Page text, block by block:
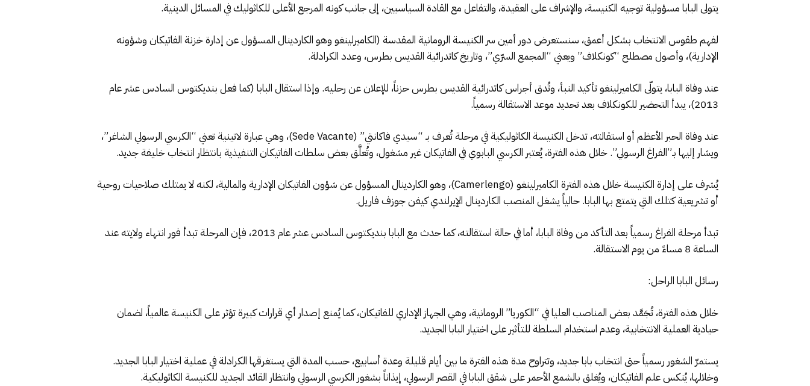
يتولى البابا مسؤولية توجيه الكنيسة، والإشراف على العقيدة، والتفاعل مع القادة السياسيين، إلى جانب كونه المرجع الأعلى للكاثوليك في المسائل الدينية.
لفهم طقوس الانتخاب بشكل أعمق، سنستعرض دور أمين سر الكنيسة الرومانية المقدسة (الكاميرلينغو وهو الكاردينال المسؤول عن إدارة خزنة الفاتيكان وشؤونه
الإدارية)، وأصول مصطلح “كونكلاف” ويعني “المجمع السرّي”، وتاريخ كاتدرائية القديس بطرس، وعدد الكرادلة.
عند وفاة البابا، يتولّى الكاميرلينغو تأكيد النبأ، وتُدق أجراس كاتدرائية القديس بطرس حزناً، للإعلان عن رحليه. وإذا استقال البابا (كما فعل بنديكتوس السادس عشر عام
2013)، يبدأ التحضير للكونكلاف بعد تحديد موعد الاستقالة رسمياً.
عند وفاة الحبر الأعظم أو استقالته، تدخل الكنيسة الكاثوليكية في مرحلة تُعرف بـ “سيدي فاكانتي” (Sede Vacante)، وهي عبارة لاتينية تعني “الكرسي الرسولي الشاغر”،
ويشار إليها بـ”الفراغ الرسولي”. خلال هذه الفترة، يُعتبر الكرسي البابوي في الفاتيكان غير مشغول، وتُعلَّق بعض سلطات الفاتيكان التنفيذية بانتظار انتخاب خليفة جديد.
يُشرف على إدارة الكنيسة خلال هذه الفترة الكاميرلينغو (Camerlengo)، وهو الكاردينال المسؤول عن شؤون الفاتيكان الإدارية والمالية، لكنه لا يمتلك صلاحيات روحية
أو تشريعية كتلك التي يتمتع بها البابا. حالياً يشغل المنصب الكاردينال الإيرلندي كيفن جوزف فاريل.
تبدأ مرحلة الفراغ رسمياً بعد التأكد من وفاة البابا، أما في حالة استقالته، كما حدث مع البابا بنديكتوس السادس عشر عام 2013، فإن المرحلة تبدأ فور انتهاء ولايته عند
الساعة 8 مساءً من يوم الاستقالة.
رسائل البابا الراحل:
خلال هذه الفترة، تُجَمَّد بعض المناصب العليا في “الكوريا” الرومانية، وهي الجهاز الإداري للفاتيكان، كما يُمنع إصدار أي قرارات كبيرة تؤثر على الكنيسة عالمياً، لضمان
حيادية العملية الانتخابية، وعدم استخدام السلطة للتأثير على اختيار البابا الجديد.
يستمرّ الشغور رسمياً حتى انتخاب بابا جديد، وتتراوح مدة هذه الفترة ما بين أيام قليلة وعدة أسابيع، حسب المدة التي يستغرقها الكرادلة في عملية اختيار البابا الجديد.
وخلالها، يُنكس علم الفاتيكان، ويُغلق بالشمع الأحمر على شقق البابا في القصر الرسولي، إيذاناً بشغور الكرسي الرسولي وانتظار القائد الجديد للكنيسة الكاثوليكية.